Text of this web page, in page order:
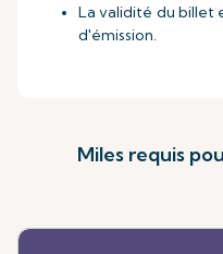
La validité du billet
d'émission.
Miles requis